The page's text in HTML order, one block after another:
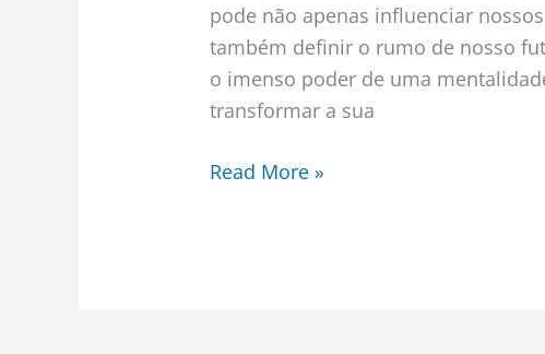
pode não apenas influenciar
também definir o rumo de nosso
o imenso poder de uma
transformar a sua
Read More »